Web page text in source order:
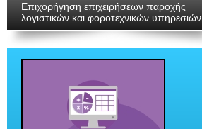
Επιχορήγηση επιχειρήσεων παροχής
λογιστικών και φοροτεχνικών υπηρεσιών